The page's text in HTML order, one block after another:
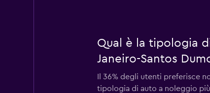
Qual è la tipologia
Janeiro-Santos
Il 36% degli utenti preferisce
tipologia di auto a noleggio